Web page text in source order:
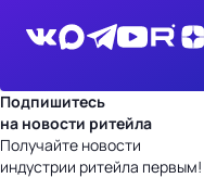
Подпишитесь
на новости ритейла
Получайте новости
индустрии ритейла первым!